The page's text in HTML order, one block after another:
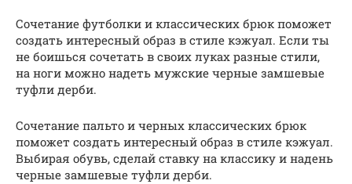
Сочетание футболки и классических брюк поможет
создать интересный образ в стиле кэжуал. Если ты
не боишься сочетать в своих луках разные стили,
на ноги можно надеть мужские черные замшевые
туфли дерби.
Сочетание пальто и черных классических брюк
поможет создать интересный образ в стиле кэжуал.
Выбирая обувь, сделай ставку на классику и надень
черные замшевые туфли дерби.